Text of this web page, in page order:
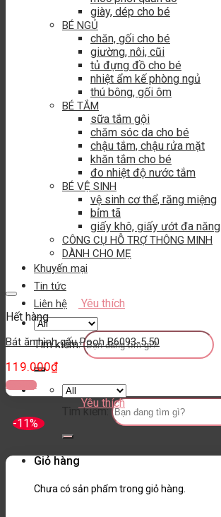
giày, dép cho bé
BÉ NGỦ
chăn, gối cho bé
giường, nôi, cũi
tủ đựng đồ cho bé
nhiệt ẩm kế phòng ngủ
thú bông, gối ôm
BÉ TẮM
sữa tắm gội
chăm sóc da cho bé
chậu tắm, chậu rửa mặt
khăn tắm cho bé
đo nhiệt độ nước tắm
BÉ VỆ SINH
vệ sinh cơ thể, răng miệng
bỉm tã
giấy khô, giấy ướt đa năng
CÔNG CỤ HỖ TRỢ THÔNG MINH
DÀNH CHO MẸ
Khuyến mại
Tin tức
Liên hệ
Tìm kiếm:
Tìm kiếm:
Giỏ hàng
Chưa có sản phẩm trong giỏ hàng.
Yêu thích
Hết hàng
Bát ăn hình gấu Pooh B6093-5.50
119.000₫
Đọc tiếp
Yêu thích
-11%